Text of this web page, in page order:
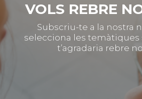
VOLS REBRE
Subscriu-te a la nostra
selecciona les temàtiques
t’agradaria rebre